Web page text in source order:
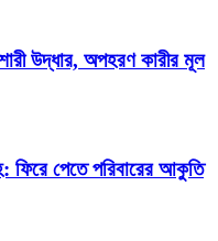
উদ্ধার, অপহরণ কারীর মূল
ফিরে পেতে পরিবারের আকুতি